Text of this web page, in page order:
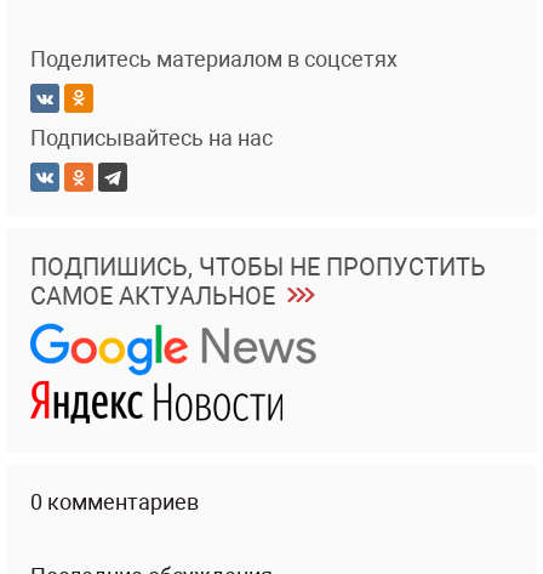
Поделитесь материалом в соцсетях
Подписывайтесь на нас
ПОДПИШИСЬ, ЧТОБЫ НЕ ПРОПУСТИТЬ
САМОЕ АКТУАЛЬНОЕ
0 комментариев